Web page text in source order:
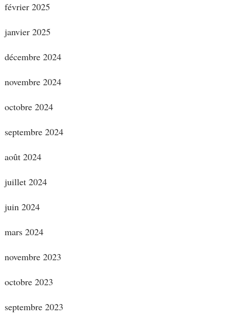
février 2025
janvier 2025
décembre 2024
novembre 2024
octobre 2024
septembre 2024
août 2024
juillet 2024
juin 2024
mars 2024
novembre 2023
octobre 2023
septembre 2023